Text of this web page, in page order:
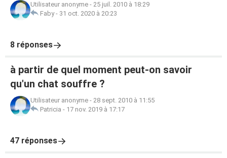
Utilisateur anonyme - 25 juil. 2010 à 18:29
Faby- 31 oct. 2020 à 20:23
8 réponses
à partir de quel moment peut-on savoir
qu'un chat souffre ?
Utilisateur anonyme - 28 sept. 2010 à 11:55
Patricia - 17 nov. 2019 à 17:17
47 réponses